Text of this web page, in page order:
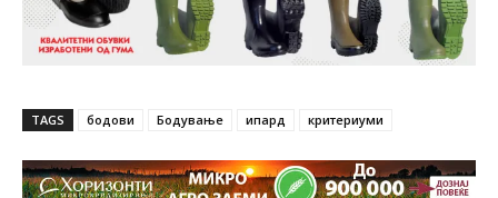
TAGS бодови Бодување ипард критериуми